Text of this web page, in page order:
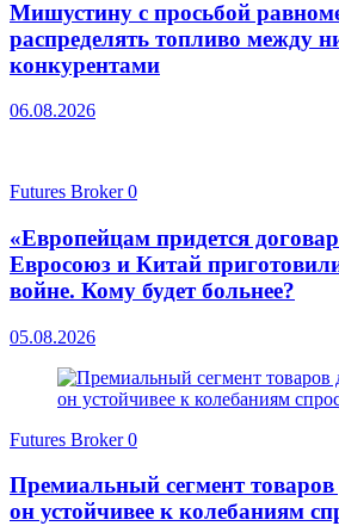
Мишустину с просьбой
распределять топливо между
конкурентами
06.08.2026
Futures Broker0
«Европейцам придется
Евросоюз и Китай
войне. Кому будет больнее?
05.08.2026
Futures Broker0
Премиальный сегмент
он устойчивее к колебаниям